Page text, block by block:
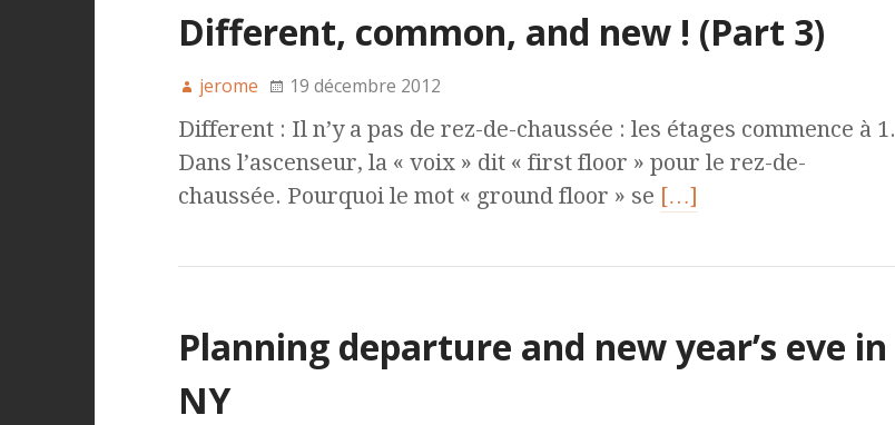
Different, common, and new ! (Part 3)
jerome 19 décembre 2012
Different : Il n’y a pas de rez-de-chaussée : les étages commence à 1.
Dans l’ascenseur, la « voix » dit « first floor » pour le rez-de-
chaussée. Pourquoi le mot « ground floor » se […]
Planning departure and new year’s eve in
NY